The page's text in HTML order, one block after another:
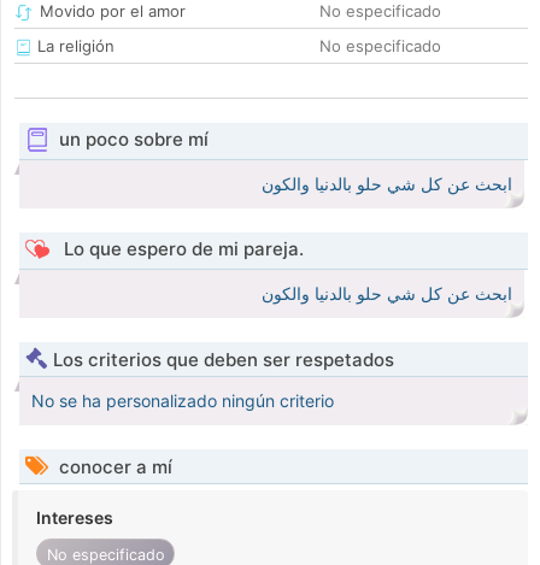
Movido por el amor
No especificado
La religión
No especificado
un poco sobre mí
ابحث عن كل شي حلو بالدنيا والكون
Lo que espero de mi pareja.
ابحث عن كل شي حلو بالدنيا والكون
Los criterios que deben ser respetados
No se ha personalizado ningún criterio
conocer a mí
Intereses
No especificado